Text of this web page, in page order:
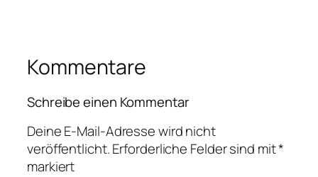
Kommentare
Schreibe einen Kommentar
Deine E-Mail-Adresse wird nicht
veröffentlicht.Erforderliche Felder sind mit*
markiert